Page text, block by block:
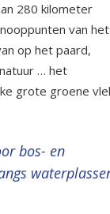
280 kilometer
van het
op het paard,
… het
grote groene
bos- en